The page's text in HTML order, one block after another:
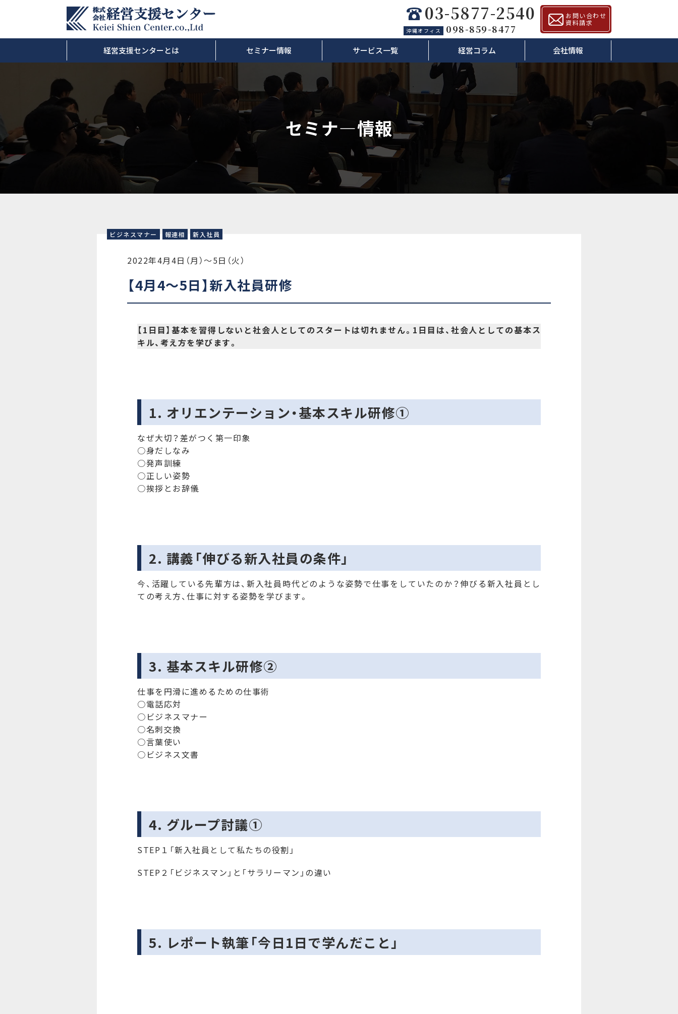
03-5877-2540
沖縄オフィス 098-859-8477
お問い合わせ
資料請求
経営支援センターとは セミナー情報 サービス一覧 経営コラム 会社情報
セミナ―情報
ビジネスマナー 報連相 新入社員
2022年4月4日（月）〜5日（火）
【4月4〜5日】新入社員研修
【1日目】基本を習得しないと社会人としてのスタートは切れません。1日目は、社会人としての基本ス
キル、考え方を学びます。
1. オリエンテーション・基本スキル研修①
なぜ大切？差がつく第一印象
○身だしなみ
○発声訓練
○正しい姿勢
○挨拶とお辞儀
2. 講義「伸びる新入社員の条件」
今、活躍している先輩方は、新入社員時代どのような姿勢で仕事をしていたのか？伸びる新入社員とし
ての考え方、仕事に対する姿勢を学びます。
3. 基本スキル研修②
仕事を円滑に進めるための仕事術
○電話応対
○ビジネスマナー
○名刺交換
○言葉使い
○ビジネス文書
4. グループ討議①
STEP１「新入社員として私たちの役割」
STEP２「ビジネスマン」と「サラリーマン」の違い
5. レポート執筆「今日1日で学んだこと」